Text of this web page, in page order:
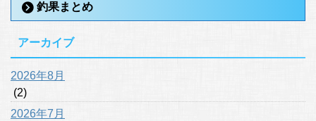
釣果まとめ
アーカイブ
2026年8月
(2)
2026年7月